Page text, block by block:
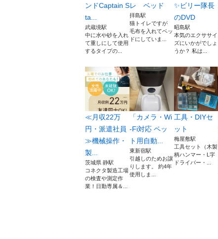
ンドCaptain S
ta...
武蔵境駅
中に水や砂を入れ
て重しにして使用
するタイプの...
レ ベッド
拝島駅
猫トイレですが
毛布を入れてベッ
ドにしていま...
✨ビリー隊長
のDVD
昭島駅
本気のエクササイ
ズにいかがでしょ
うか？ 私は...
≪月収22万
円・派遣社員
≫機械操作・
製...
茨城県 静駅
コネクタ製造工場
の検査や測定作
業！日勤専属＆...
「カメラ・Wi
-Fi対応 ペッ
ト用自動...
東新宿駅
引越しのためお譲
りします。 約4年
使用しま...
工具・DIYセ
ット
梅屋敷駅
工具セット（木製
柄ハンマー・L字
ドライバー・...